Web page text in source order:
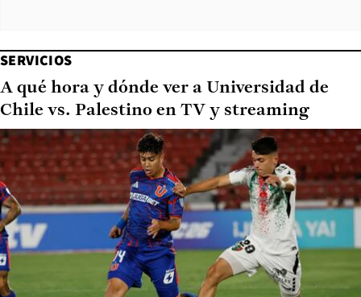
SERVICIOS
A qué hora y dónde ver a Universidad de
Chile vs. Palestino en TV y streaming